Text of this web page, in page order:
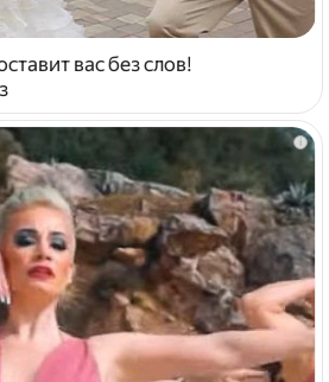
вас без слов!
i